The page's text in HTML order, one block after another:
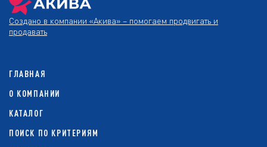
Создано в компании «Акива» – помогаем продвигать и
продавать
ГЛАВНАЯ
О КОМПАНИИ
КАТАЛОГ
ПОИСК ПО КРИТЕРИЯМ